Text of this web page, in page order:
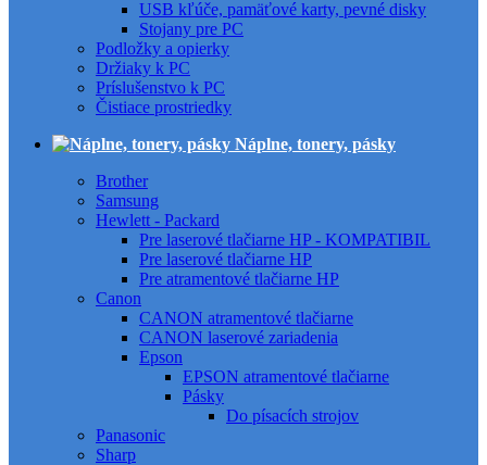
USB kľúče, pamäťové karty, pevné disky
Stojany pre PC
Podložky a opierky
Držiaky k PC
Príslušenstvo k PC
Čistiace prostriedky
Náplne, tonery, pásky
Brother
Samsung
Hewlett - Packard
Pre laserové tlačiarne HP - KOMPATIBIL
Pre laserové tlačiarne HP
Pre atramentové tlačiarne HP
Canon
CANON atramentové tlačiarne
CANON laserové zariadenia
Epson
EPSON atramentové tlačiarne
Pásky
Do písacích strojov
Panasonic
Sharp